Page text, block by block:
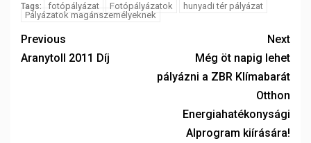
Tags: fotópályázat Fotópályázatok
hunyadi tér pályázat
Pályázatok magánszemélyeknek
Previous
Aranytoll 2011 Díj
Next
Még öt napig lehet
pályázni a ZBR Klímabarát
Otthon
Energiahatékonysági
Alprogram kiírására!